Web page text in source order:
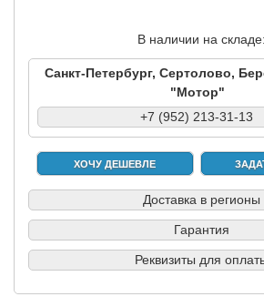
В наличии на складе:
Санкт-Петербург, Сертолово,
"Мотор"
+7 (952) 213-31-13
ХОЧУ ДЕШЕВЛЕ
Доставка в регионы
Гарантия
Реквизиты для